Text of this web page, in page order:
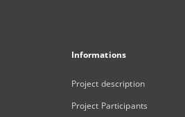
Informations
Project description
Project Participants